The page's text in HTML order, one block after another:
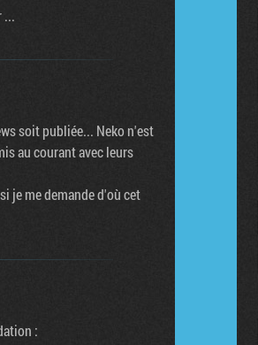
...
soit publiée... Neko n'est
au courant avec leurs
je me demande d'où cet
: